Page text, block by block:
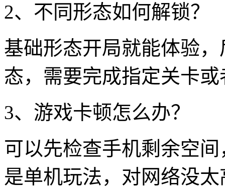
2、不同形态如何解锁？
基础形态开局就能体验
态，需要完成指定关卡
3、游戏卡顿怎么办？
可以先检查手机剩余空
是单机玩法，对网络没